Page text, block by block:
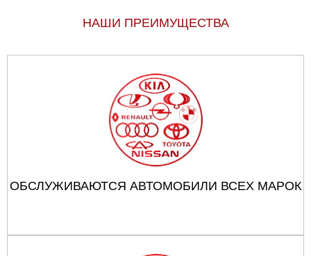
НАШИ ПРЕИМУЩЕСТВА
ОБСЛУЖИВАЮТСЯ АВТОМОБИЛИ ВСЕХ МАРОК